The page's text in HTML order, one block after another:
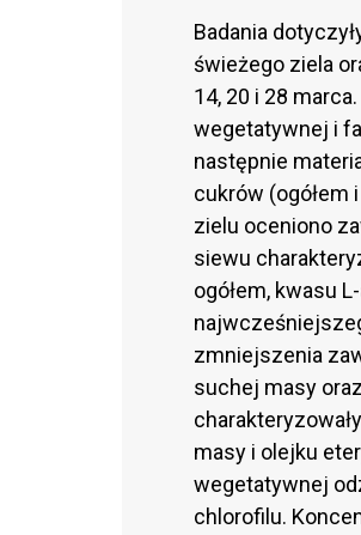
Badania
świeżego ziela
14, 20 i 28
wegetatywnej i
następnie
cukrów (ogółem
zielu oceniono
siewu
ogółem, kwasu
zmniejszenia
suchej masy
masy i olejku
wegetatywnej
chlorofilu.